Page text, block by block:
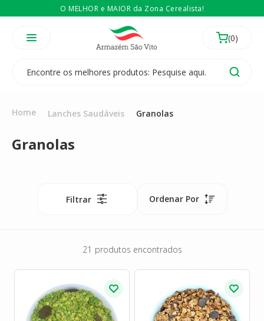
O MELHOR e MAIOR da Zona Cerealista!
Temos 3 lojas físicas na Zona Cerealista de São Paulo!
É revendedor? EntãoCompre no atacado
Home Lanches Saudáveis Granolas
Granolas
Filtrar Ordenar Por
21 produtos encontrados